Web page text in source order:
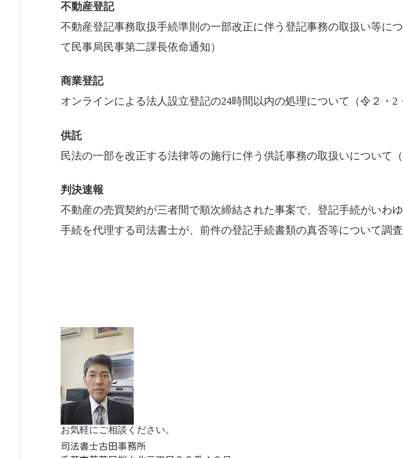
不動産登記
不動産登記事務取扱手続準則の一部改正に伴う登記事務の取扱い等に
て民事局民事第二課長依命通知）
商業登記
オンラインによる法人設立登記の24時間以内の処理について（令２・
供託
民法の一部を改正する法律等の施行に伴う供託事務の取扱いについて
判決速報
不動産の売買契約が三者間で順次締結された事案で、登記手続がいわ
手続を代理する司法書士が、前件の登記手続書類の真否等について調
お気軽にご相談ください。
司法書士古田事務所